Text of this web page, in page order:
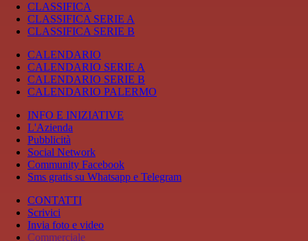
CLASSIFICA
CLASSIFICA SERIE A
CLASSIFICA SERIE B
CALENDARIO
CALENDARIO SERIE A
CALENDARIO SERIE B
CALENDARIO PALERMO
INFO E INIZIATIVE
L'Azienda
Pubblicità
Social Network
Community Facebook
Sms gratis su Whatsapp e Telegram
CONTATTI
Scrivici
Invia foto e video
Commerciale